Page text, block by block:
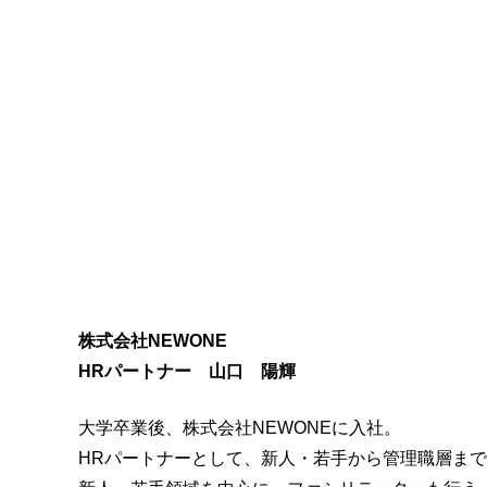
株式会社NEWONE
HRパートナー 山口 陽輝
大学卒業後、株式会社NEWONEに入社。
HRパートナーとして、新人・若手から管理職層ま